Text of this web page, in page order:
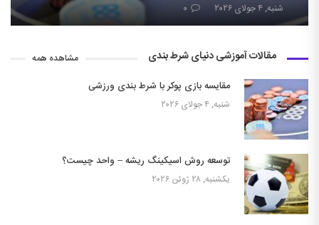
شنبه, ۴ جولای ۲۰۲۶ ۰
مقالات آموزشی دنیای شرط بندی مشاهده همه
مقایسه بازی پوکر با شرط بندی ورزشی
شنبه, ۴ جولای ۲۰۲۶
توسعه روش اسیکینگ ریشه – واحد چیست؟
یکشنبه, ۲۸ ژوئن ۲۰۲۶